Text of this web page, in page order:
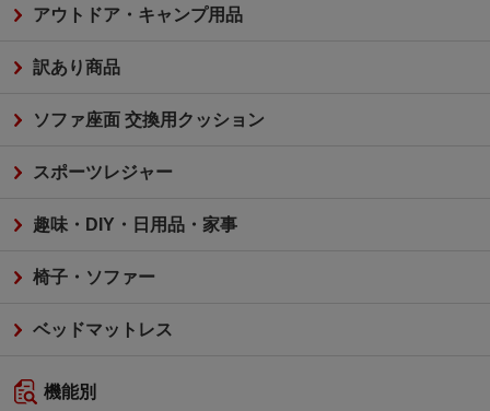
アウトドア・キャンプ用品
訳あり商品
ソファ座面 交換用クッション
スポーツレジャー
趣味・DIY・日用品・家事
椅子・ソファー
ベッドマットレス
機能別